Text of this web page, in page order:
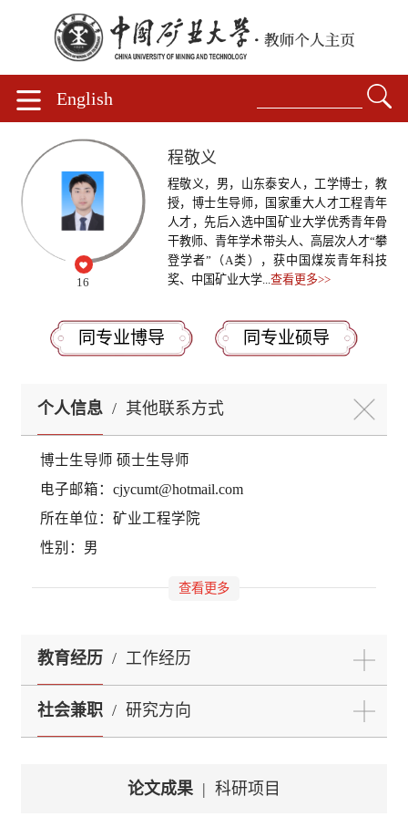
English
16
程敬义
程敬义，男，山东泰安人，工学博士，教
授，博士生导师，国家重大人才工程青年
人才，先后入选中国矿业大学优秀青年骨
干教师、青年学术带头人、高层次人才“攀
登学者”（A类），获中国煤炭青年科技
奖、中国矿业大学... 查看更多>>
同专业博导 同专业硕导
个人信息 / 其他联系方式
博士生导师 硕士生导师
电子邮箱： cjycumt@hotmail.com
所在单位：矿业工程学院
性别：男
查看更多
教育经历 / 工作经历
社会兼职 / 研究方向
论文成果 | 科研项目